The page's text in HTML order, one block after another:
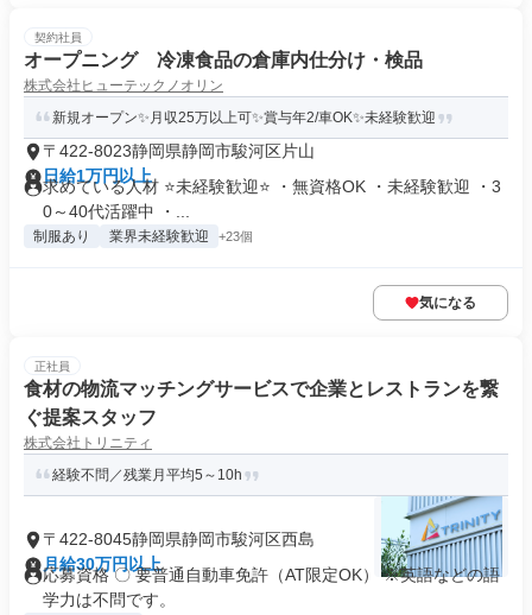
契約社員
オープニング 冷凍食品の倉庫内仕分け・検品
株式会社ヒューテックノオリン
新規オープン✨月収25万以上可✨賞与年2/車OK✨未経験歓迎
〒422-8023静岡県静岡市駿河区片山
日給1万円以上
求めている人材 ⭐未経験歓迎⭐ ・無資格OK ・未経験歓迎 ・3
0～40代活躍中 ・...
制服あり 業界未経験歓迎 +23個
気になる
正社員
食材の物流マッチングサービスで企業とレストランを繋
ぐ提案スタッフ
株式会社トリニティ
経験不問／残業月平均5～10h
〒422-8045静岡県静岡市駿河区西島
月給30万円以上
応募資格 〇 要普通自動車免許（AT限定OK） ※英語などの語
学力は不問です。